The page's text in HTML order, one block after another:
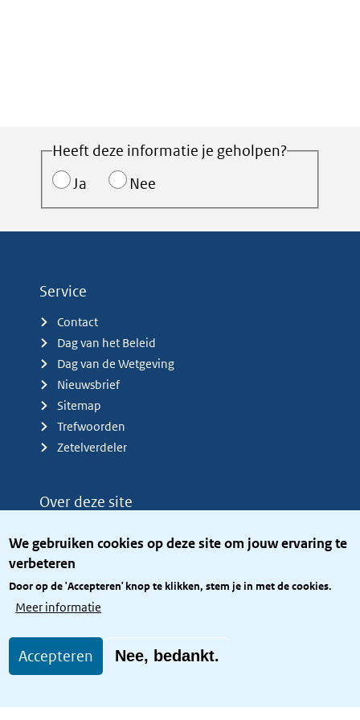
We gebruiken cookies op deze site om jouw ervaring te
verbeteren
Door op de 'Accepteren' knop te klikken, stem je in met de cookies.
Meer informatie
Accepteren Nee, bedankt.
Heeft deze informatie je geholpen?
Ja
Nee
Service
Contact
Dag van het Beleid
Dag van de Wetgeving
Nieuwsbrief
Sitemap
Trefwoorden
Zetelverdeler
Over deze site
Privacy
Toegang site openbaar
Toegankelijkheid